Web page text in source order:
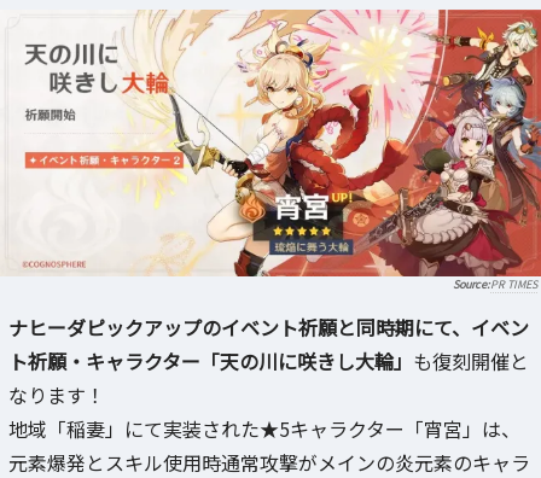
PR TIMES
ナヒーダピックアップのイベント祈願と同時期にて、イベン
ト祈願・キャラクター「天の川に咲きし大輪」 も復刻開催と
なります！
地域「稲妻」にて実装された★5キャラクター「宵宮」は、
元素爆発とスキル使用時通常攻撃がメインの炎元素のキャラ